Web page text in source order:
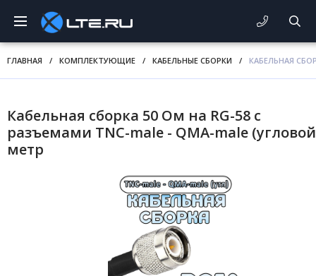
ГЛАВНАЯ / КОМПЛЕКТУЮЩИЕ / КАБЕЛЬНЫЕ СБОРКИ / КАБЕЛЬНАЯ
Кабельная сборка 50 Ом на RG-58 с
разъемами TNC-male - QMA-male
метр